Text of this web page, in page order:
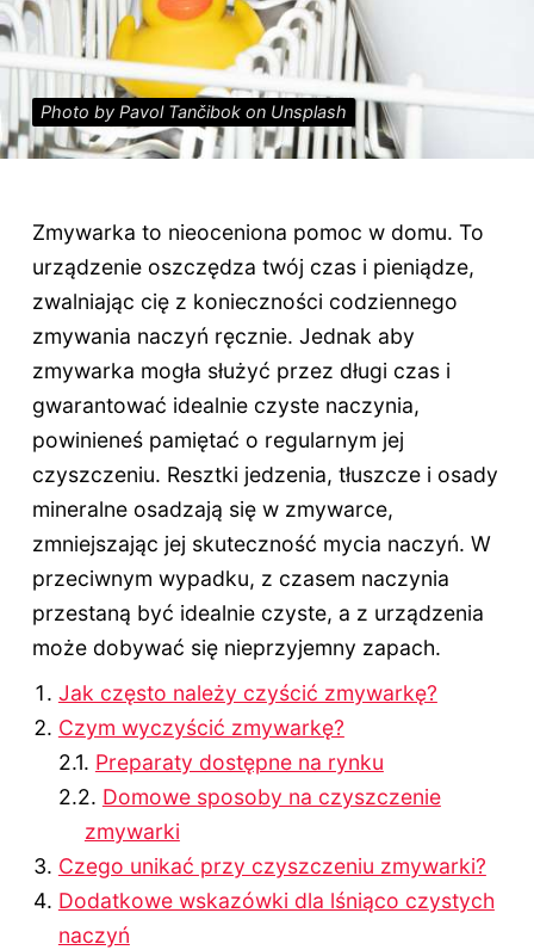
Photo by Pavol Tančibok on Unsplash
Zmywarka to nieoceniona pomoc w domu. To
urządzenie oszczędza twój czas i pieniądze,
zwalniając cię z konieczności codziennego
zmywania naczyń ręcznie. Jednak aby
zmywarka mogła służyć przez długi czas i
gwarantować idealnie czyste naczynia,
powinieneś pamiętać o regularnym jej
czyszczeniu. Resztki jedzenia, tłuszcze i osady
mineralne osadzają się w zmywarce,
zmniejszając jej skuteczność mycia naczyń. W
przeciwnym wypadku, z czasem naczynia
przestaną być idealnie czyste, a z urządzenia
może dobywać się nieprzyjemny zapach.
Jak często należy czyścić zmywarkę?
Czym wyczyścić zmywarkę?
Preparaty dostępne na rynku
Domowe sposoby na czyszczenie
zmywarki
Czego unikać przy czyszczeniu zmywarki?
Dodatkowe wskazówki dla lśniąco czystych
naczyń